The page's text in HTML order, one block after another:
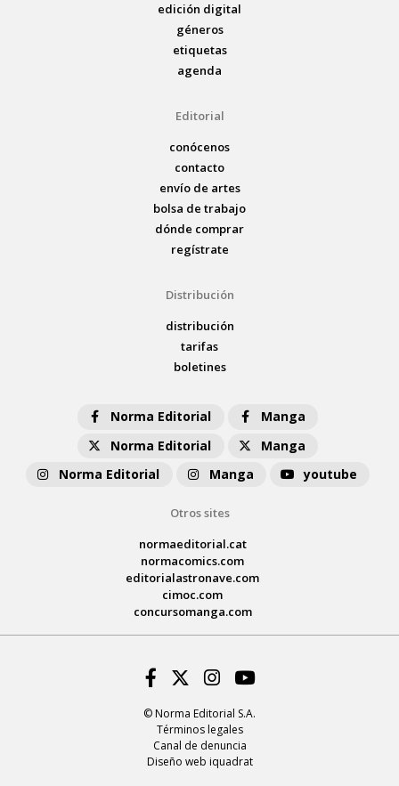
edición digital
géneros
etiquetas
agenda
Editorial
conócenos
contacto
envío de artes
bolsa de trabajo
dónde comprar
regístrate
Distribución
distribución
tarifas
boletines
Norma Editorial
Manga
Norma Editorial
Manga
Norma Editorial
Manga youtube
Otros sites
normaeditorial.cat
normacomics.com
editorialastronave.com
cimoc.com
concursomanga.com
© Norma Editorial S.A.
Términos legales
Canal de denuncia
Diseño web iquadrat
Facebook
Twitter
Instagram
Youtube